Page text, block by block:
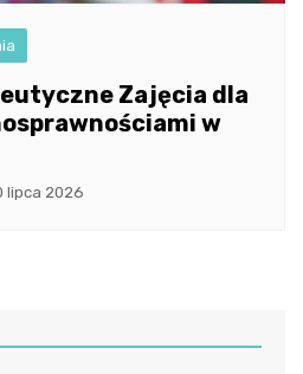
Zajęcia dla
w
lipca 2026